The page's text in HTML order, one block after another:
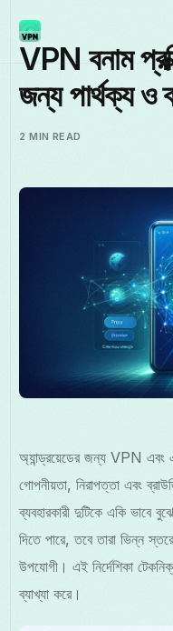
বাংলা
VPN বনাম
জন্য পার্থক্য ও
2 MIN READ
অ্যান্ড্রয়েডের জন্য VPN এবং
গোপনীয়তা, নিরাপত্তা এবং
ব্যবহারকারী দুটিকে একি ভাবে
দিতে পারে, তবে তারা ভিন্ন
উপযোগী। এই নির্দেশিকা
ব্যাখ্যা করে।